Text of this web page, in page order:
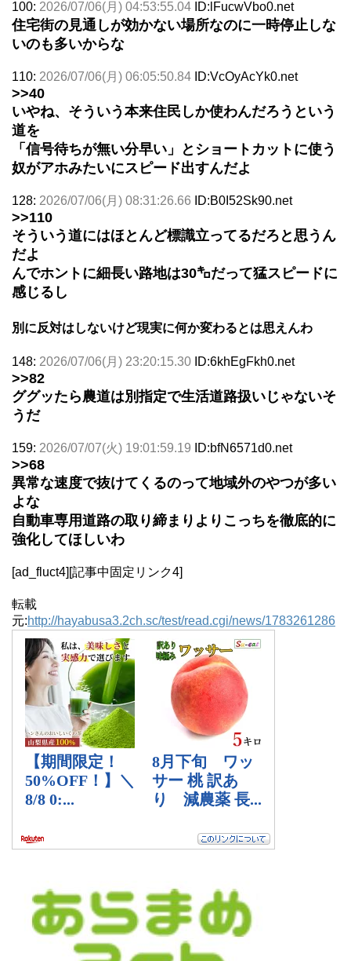
100: 2026/07/06(月) 04:53:55.04 ID:lFucwVbo0.net
住宅街の見通しが効かない場所なのに一時停止しな
いのも多いからな
110: 2026/07/06(月) 06:05:50.84 ID:VcOyAcYk0.net
>>40
いやね、そういう本来住民しか使わんだろうという
道を
「信号待ちが無い分早い」とショートカットに使う
奴がアホみたいにスピード出すんだよ
128: 2026/07/06(月) 08:31:26.66 ID:B0I52Sk90.net
>>110
そういう道にはほとんど標識立ってるだろと思うん
だよ
んでホントに細長い路地は30㌔だって猛スピードに
感じるし
別に反対はしないけど現実に何か変わるとは思えんわ
148: 2026/07/06(月) 23:20:15.30 ID:6khEgFkh0.net
>>82
ググッたら農道は別指定で生活道路扱いじゃないそ
うだ
159: 2026/07/07(火) 19:01:59.19 ID:bfN6571d0.net
>>68
異常な速度で抜けてくるのって地域外のやつが多い
よな
自動車専用道路の取り締まりよりこっちを徹底的に
強化してほしいわ
[ad_fluct4][記事中固定リンク4]
転載
元:http://hayabusa3.2ch.sc/test/read.cgi/news/1783261286